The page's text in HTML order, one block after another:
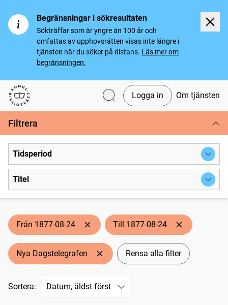
Begränsningar i sökresultaten
Sökträffar som är yngre än 100 år och
omfattas av upphovsrätten visas inte längre i
tjänsten när du söker på distans. Läs mer om
begränsningen.
Svenska tidningar
Logga in Om tjänsten
Filtrera
Tidsperiod
Titel
Från 1877-08-24 Till 1877-08-24
Nya Dagstelegrafen Rensa alla filter
Sortera: